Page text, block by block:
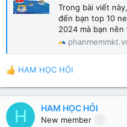
Trong bài viết
đến bạn top 10
2024 mà bạn nên
R
e
a
c
t
HAM HỌC HỎI
H HAM HỌC HỎI
New member